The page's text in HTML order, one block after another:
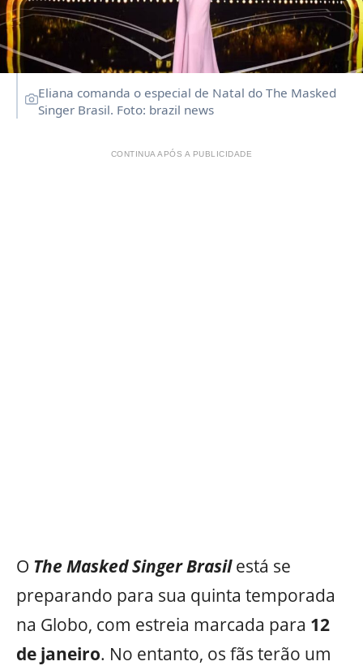
Eliana comanda o especial de Natal do The Masked
Singer Brasil. Foto: brazil news
CONTINUA APÓS A PUBLICIDADE
O The Masked Singer Brasil está se
preparando para sua quinta temporada
na Globo, com estreia marcada para 12
de janeiro. No entanto, os fãs terão um